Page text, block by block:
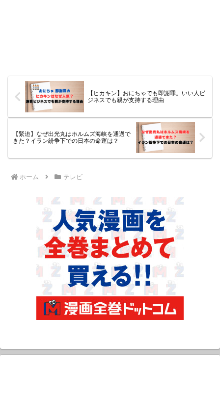
【ヒカキン】おにちゃでも即謝罪。いい人ビ
ジネスでも親が支持する理由
【緊迫】なぜ出光丸はホルムズ海峡を通過で
きた？イラン紛争下での日本の命運は？
ホーム テレビ